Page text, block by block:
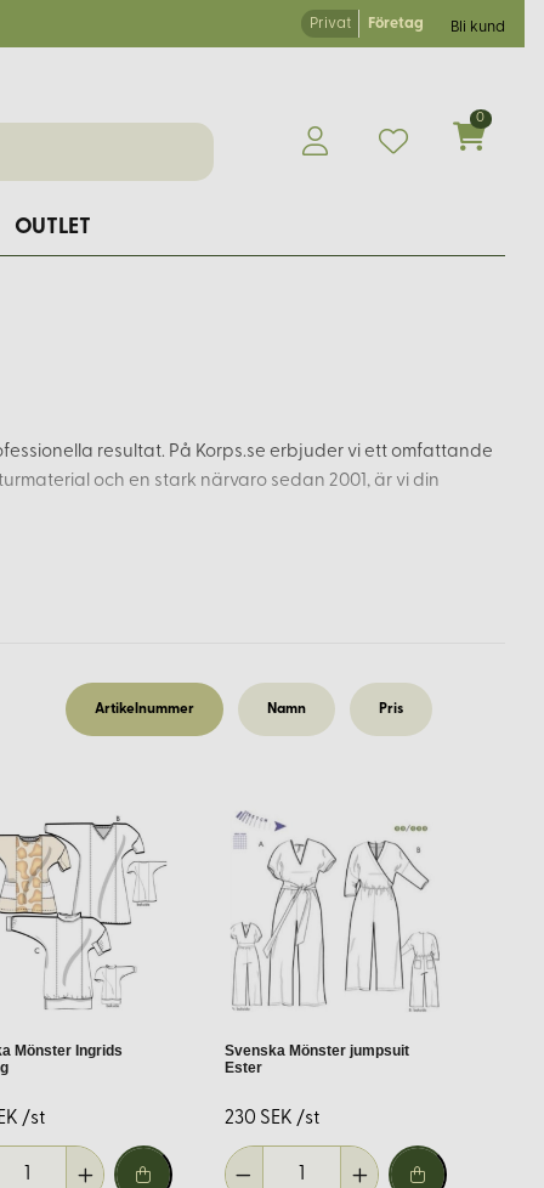
Privat Företag Bli kund
0
OUTLET
resultat. På Korps.se erbjuder vi ett omfattande
och en stark närvaro sedan 2001, är vi din
Vår expertis inom naturmaterial och vårt
Artikelnummer Namn Pris
Mönster Ingrids
/st
Svenska Mönster jumpsuit
Ester
230 SEK /st